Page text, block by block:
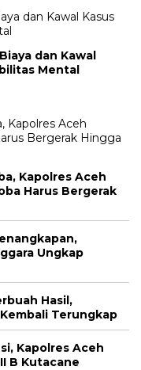
dan Kawal
Mental
Kapolres Aceh
Harus Bergerak
Ungkap
Hasil,
Terungkap
Kapolres Aceh
B Kutacane